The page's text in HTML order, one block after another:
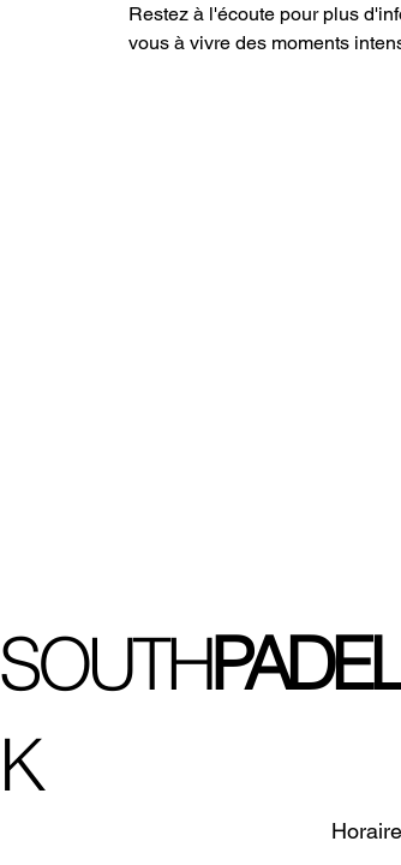
Restez à l'écoute pour plus
vous à vivre des moments
SOUTHPADEL
K